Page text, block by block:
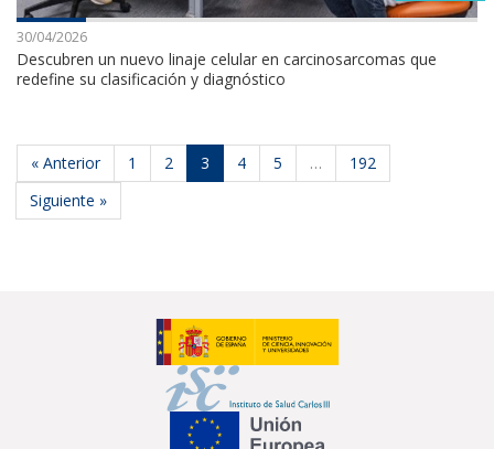
30/04/2026
Descubren un nuevo linaje celular en carcinosarcomas que
redefine su clasificación y diagnóstico
« Anterior 1 2 3 4 5 …
192
Siguiente »